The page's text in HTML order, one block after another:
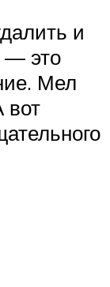
и
— это
Мел
вот